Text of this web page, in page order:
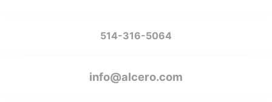
514-316-5064
info@alcero.com